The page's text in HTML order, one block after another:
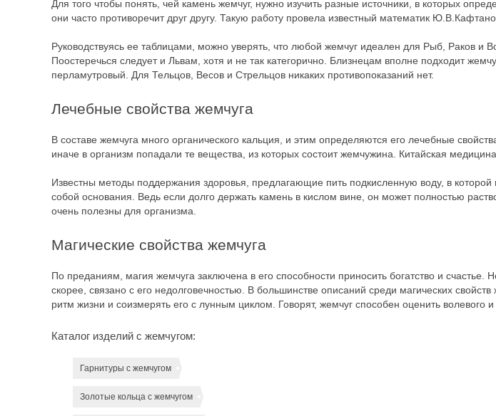
Для того чтобы понять, чей камень жемчуг, нужно изучить разные источники, в которых
они часто противоречит друг другу. Такую работу провела известный математик
Руководствуясь ее таблицами, можно уверять, что любой жемчуг идеален для Рыб, Раков
Поостеречься следует и Львам, хотя и не так категорично. Близнецам вполне подходит
перламутровый. Для Тельцов, Весов и Стрельцов никаких противопоказаний нет.
Лечебные свойства жемчуга
В составе жемчуга много органического кальция, и этим определяются его лечебные
иначе в организм попадали те вещества, из которых состоит жемчужина. Китайская
Известны методы поддержания здоровья, предлагающие пить подкисленную воду, в
собой основания. Ведь если долго держать камень в кислом вине, он может полностью
очень полезны для организма.
Магические свойства жемчуга
По преданиям, магия жемчуга заключена в его способности приносить богатство и
скорее, связано с его недолговечностью. В большинстве описаний среди магических
ритм жизни и соизмерять его с лунным циклом. Говорят, жемчуг способен оценить волевого
Каталог изделий с жемчугом:
Гарнитуры с жемчугом
Золотые кольца с жемчугом